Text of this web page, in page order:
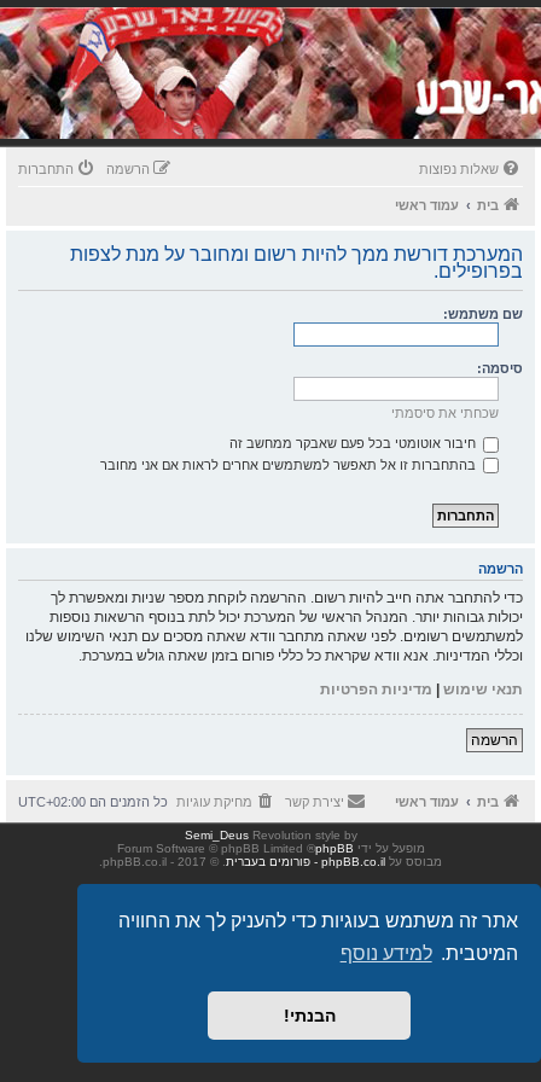
אתר זה משתמש בעוגיות כדי להעניק לך את החוויה
המיטבית. למידע נוסף
הבנתי!
שאלות נפוצות התחברות הרשמה
בית עמוד ראשי
המערכת דורשת ממך להיות רשום ומחובר על מנת לצפות
בפרופילים.
שם משתמש:
סיסמה:
שכחתי את סיסמתי
חיבור אוטומטי בכל פעם שאבקר ממחשב זה
בהתחברות זו אל תאפשר למשתמשים אחרים לראות אם אני מחובר
הרשמה
כדי להתחבר אתה חייב להיות רשום. ההרשמה לוקחת מספר שניות ומאפשרת לך
יכולות גבוהות יותר. המנהל הראשי של המערכת יכול לתת בנוסף הרשאות נוספות
למשתמשים רשומים. לפני שאתה מתחבר וודא שאתה מסכים עם תנאי השימוש שלנו
וכללי המדיניות. אנא וודא שקראת כל כללי פורום בזמן שאתה גולש במערכת.
תנאי שימוש | מדיניות הפרטיות
הרשמה
בית עמוד ראשי כל הזמנים הם UTC+02:00 מחיקת עוגיות יצירת קשר
Revolution style by
Semi_Deus
מופעל על ידי phpBB
® Forum Software © phpBB Limited
מבוסס על phpBB.co.il - פורומים בעברית . © 2017 - phpBB.co.il.